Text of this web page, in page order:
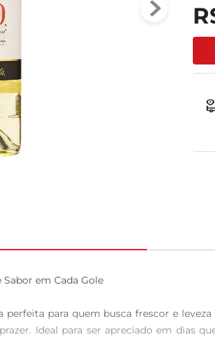
em Cada Gole
para quem busca frescor e
Ideal para ser apreciado em dias